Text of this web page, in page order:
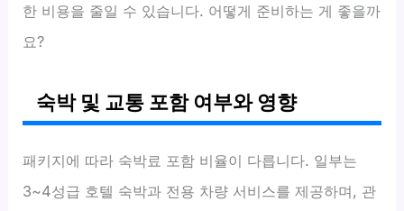
한 비용을 줄일 수 있습니다. 어떻게 준비하는 게 좋을까
요?
숙박 및 교통 포함 여부와 영향
패키지에 따라 숙박료 포함 비율이 다릅니다. 일부는
3~4성급 호텔 숙박과 전용 차량 서비스를 제공하며, 관